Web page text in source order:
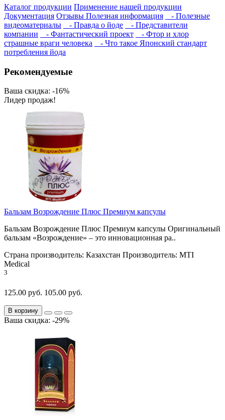
Каталог продукции Применение нашей продукции
Документация Отзывы Полезная информация
- Полезные
видеоматериалы
- Правда о йоде
- Представители
компании
- Фантастический проект
- Фтор и хлор
страшные враги человека
- Что такое Японский стандарт
потребления йода
Рекомендуемые
Ваша скидка: -16%
Лидер продаж!
Бальзам Возрождение Плюс Премиум капсулы
Бальзам Возрождение Плюс Премиум капсулы Оригинальный
бальзам «Возрождение» – это инновационная ра..
Страна производитель: Казахстан Производитель: MTI
Medical
3
125.00 руб. 105.00 руб.
В корзину
Ваша скидка: -29%